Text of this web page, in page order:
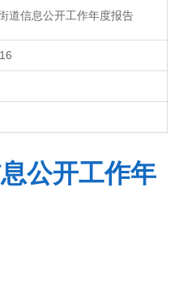
道信息公开工作年度报告
公开工作年